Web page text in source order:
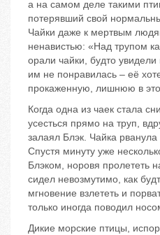
а на самом деле такими
потерявший свой
Чайки даже к мертвым
ненавистью: «Над трупом
орали чайки, будто
им не понравилась – её
прокаженную, лишнюю в
Когда одна из чаек стала
усесться прямо на труп,
залаял Блэк. Чайка
Спустя минуту уже
Блэком, норовя пролететь
сидел невозмутимо, как
мгновение взлететь и
только иногда поводил
Дикие морские птицы,